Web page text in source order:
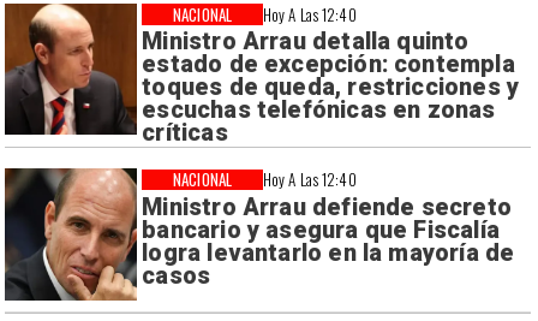
Hoy A Las 12:40
Ministro Arrau detalla quinto
estado de excepción: contempla
toques de queda, restricciones y
escuchas telefónicas en zonas
críticas
NACIONAL
Hoy A Las 12:40
Ministro Arrau defiende secreto
bancario y asegura que Fiscalía
logra levantarlo en la mayoría de
casos
NACIONAL